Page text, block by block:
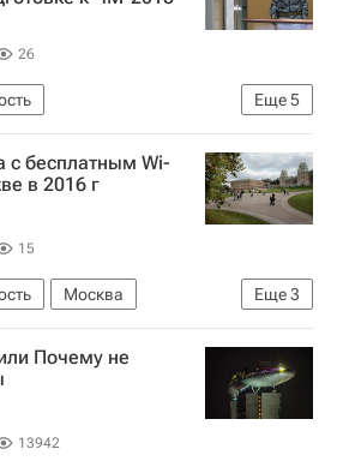
26
Еще5
Обыск
Подготовка к ЧМ-2018
с бесплатным Wi-
в 2016 г
15
Еще3
Москва
Городская среда Россия
Почему не
13942